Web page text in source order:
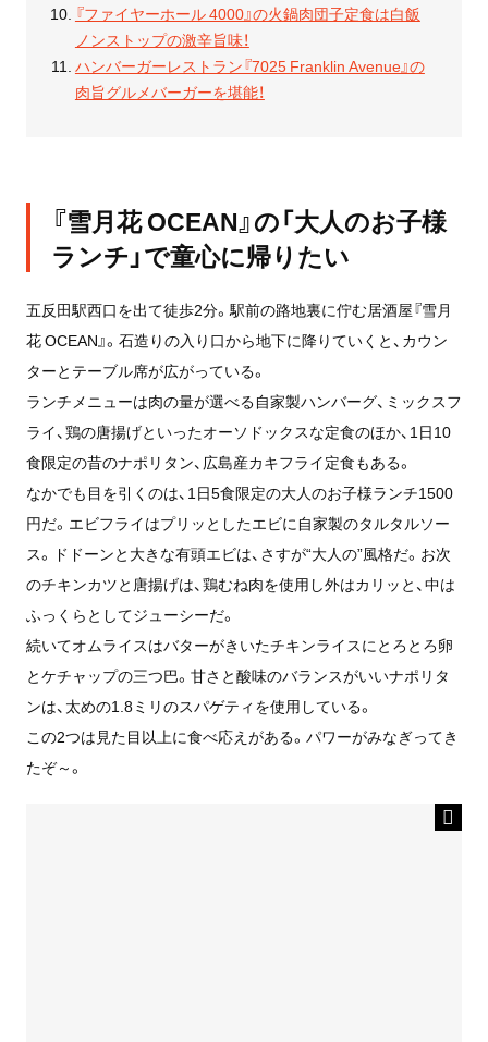
『ファイヤーホール 4000』の火鍋肉団子定食は白飯
ノンストップの激辛旨味！
ハンバーガーレストラン『7025 Franklin Avenue』の
肉旨グルメバーガーを堪能！
『雪月花 OCEAN』の「大人のお子様
ランチ」で童心に帰りたい
五反田駅西口を出て徒歩2分。駅前の路地裏に佇む居酒屋『雪月
花 OCEAN』。石造りの入り口から地下に降りていくと、カウン
ターとテーブル席が広がっている。
ランチメニューは肉の量が選べる自家製ハンバーグ、ミックスフ
ライ、鶏の唐揚げといったオーソドックスな定食のほか、1日10
食限定の昔のナポリタン、広島産カキフライ定食もある。
なかでも目を引くのは、1日5食限定の大人のお子様ランチ1500
円だ。エビフライはプリッとしたエビに自家製のタルタルソー
ス。ドドーンと大きな有頭エビは、さすが“大人の”風格だ。お次
のチキンカツと唐揚げは、鶏むね肉を使用し外はカリッと、中は
ふっくらとしてジューシーだ。
続いてオムライスはバターがきいたチキンライスにとろとろ卵
とケチャップの三つ巴。甘さと酸味のバランスがいいナポリタ
ンは、太めの1.8ミリのスパゲティを使用している。
この2つは見た目以上に食べ応えがある。パワーがみなぎってき
たぞ～。